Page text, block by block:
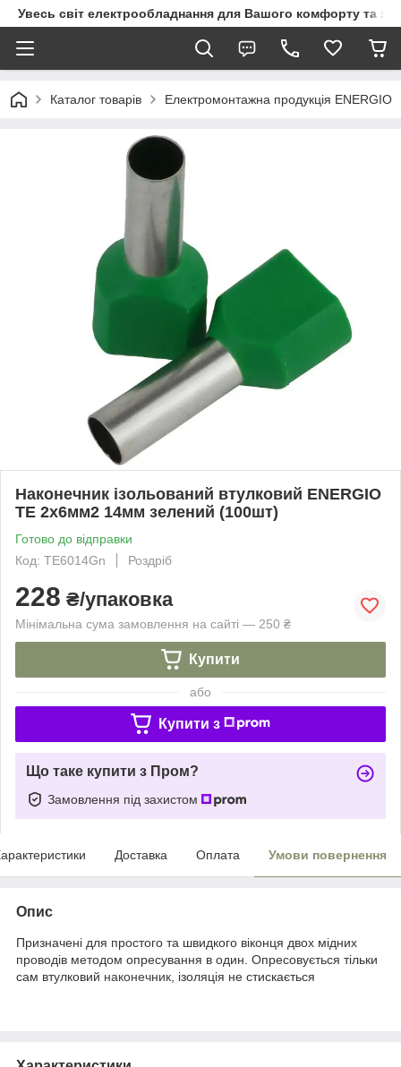
Увесь світ електрообладнання для Вашого комфорту та
Каталог товарів Електромонтажна продукція ENERGIO
Наконечник ізольований втулковий ENERGIO
TE 2х6мм2 14мм зелений (100шт)
Готово до відправки
Код: TE6014Gn
Роздріб
228 ₴/упаковка
Мінімальна сума замовлення на сайті — 250 ₴
Купити
або
Купити з
Що таке купити з Пром?
Замовлення під захистом
Доставка Оплата Умови повернення
Опис
Призначені для простого та швидкого віконця двох мідних
проводів методом опресування в один. Опресовується тільки
сам втулковий наконечник , ізоляція не стискається